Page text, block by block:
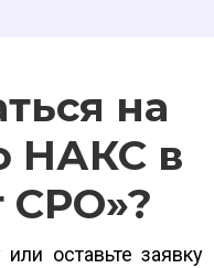
на
НАКС в
СРО»?
оставьте заявку